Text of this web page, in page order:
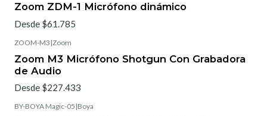
Zoom ZDM-1 Micrófono dinámico
Desde $61.785
ZOOM-M3 |Zoom
Zoom M3 Micrófono Shotgun Con Grabadora
de Audio
Desde $227.433
BY-BOYA Magic-05 |Boya